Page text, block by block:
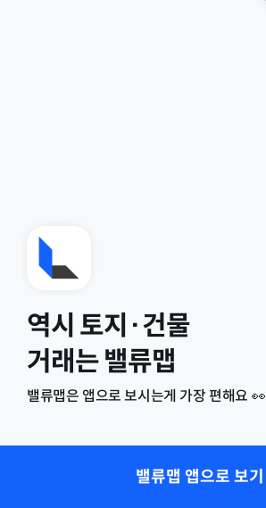
역시 토지·건물
거래는 밸류맵
밸류맵은 앱으로 보시는게 가장 편해요 👀
밸류맵 앱으로 보기